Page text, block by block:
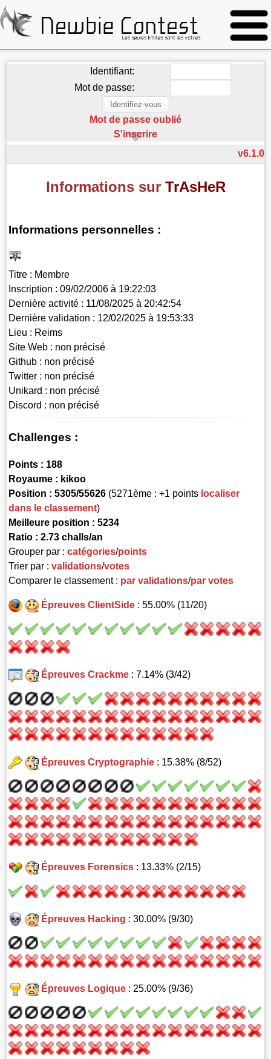
Identifiant:
Mot de passe:
Mot de passe oublié
S'inscrire
v6.1.0
Informations sur TrAsHeR
Informations personnelles :
Titre : Membre
Inscription : 09/02/2006 à 19:22:03
Dernière activité : 11/08/2025 à 20:42:54
Dernière validation : 12/02/2025 à 19:53:33
Lieu : Reims
Site Web : non précisé
Github : non précisé
Twitter : non précisé
Unikard : non précisé
Discord : non précisé
Challenges :
Points : 188
Royaume : kikoo
Position : 5305/55626 (5271ème : +1 points localiser
dans le classement)
Meilleure position : 5234
Ratio : 2.73 challs/an
Grouper par :catégories/points
Trier par :validations/votes
Comparer le classement : par validations/par votes
Épreuves ClientSide: 55.00% (11/20)
Épreuves Crackme: 7.14% (3/42)
Épreuves Cryptographie: 15.38% (8/52)
Épreuves Forensics: 13.33% (2/15)
Épreuves Hacking : 30.00% (9/30)
Épreuves Logique: 25.00% (9/36)